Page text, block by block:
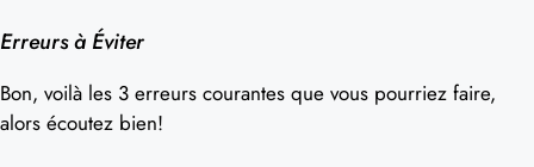
Erreurs à Éviter
Bon, voilà les 3 erreurs courantes que vous pourriez faire,
alors écoutez bien!